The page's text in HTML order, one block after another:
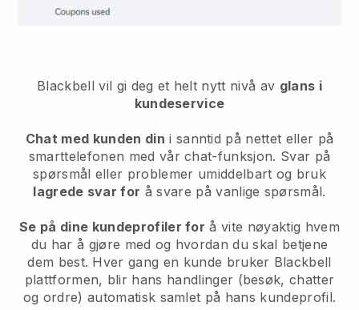
Blackbell vil gi deg et helt nytt nivå av glans i
kundeservice
Chat med kunden din i sanntid på nettet eller på
smarttelefonen med vår chat-funksjon. Svar på
spørsmål eller problemer umiddelbart og bruk
lagrede svar for å svare på vanlige spørsmål.
Se på dine kundeprofiler for å vite nøyaktig hvem
du har å gjøre med og hvordan du skal betjene
dem best. Hver gang en kunde bruker Blackbell
plattformen, blir hans handlinger (besøk, chatter
og ordre) automatisk samlet på hans kundeprofil.